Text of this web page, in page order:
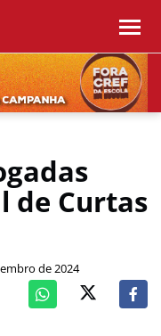
de Curtas
de 2024